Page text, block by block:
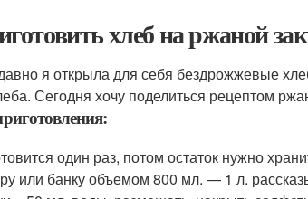
хлеб на ржаной
я открыла для себя бездрожжевые
Сегодня хочу поделиться рецептом
один раз, потом остаток нужно
или банку объемом 800 мл. — 1 л.